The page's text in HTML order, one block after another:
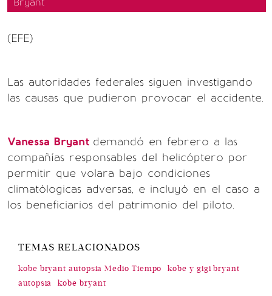
(EFE)
Las autoridades federales siguen investigando
las causas que pudieron provocar el accidente.
Vanessa Bryant demandó en febrero a las
compañías responsables del helicóptero por
permitir que volara bajo condiciones
climatólogicas adversas, e incluyó en el caso a
los beneficiarios del patrimonio del piloto.
TEMAS RELACIONADOS
kobe bryant autopsia Medio Tiempo
kobe y gigi bryant
autopsia
kobe bryant